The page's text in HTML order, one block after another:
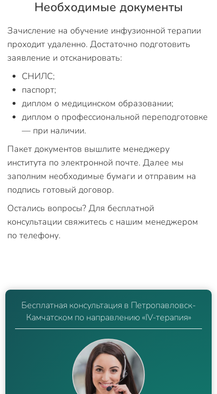
Необходимые документы
Зачисление на обучение инфузионной терапии
проходит удаленно. Достаточно подготовить
заявление и отсканировать:
СНИЛС;
паспорт;
диплом о медицинском образовании;
диплом о профессиональной переподготовке
— при наличии.
Пакет документов вышлите менеджеру
института по электронной почте. Далее мы
заполним необходимые бумаги и отправим на
подпись готовый договор.
Остались вопросы? Для бесплатной
консультации свяжитесь с нашим менеджером
по телефону.
Бесплатная консультация в Петропавловск-
Камчатском по направлению «IV-терапия»